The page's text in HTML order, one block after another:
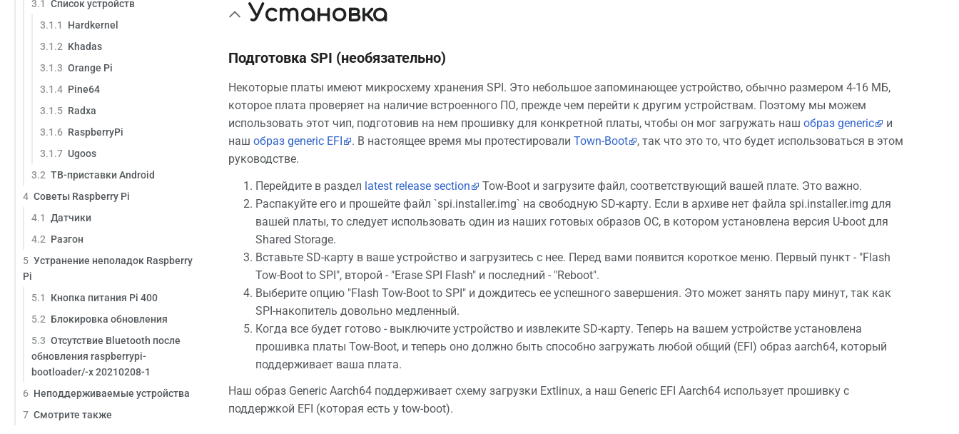
3.1
Список устройств
3.1.1
Hardkernel
3.1.2 Khadas
3.1.3 Orange Pi
3.1.4 Pine64
3.1.5 Radxa
3.1.6 RaspberryPi
3.1.7 Ugoos
3.2 ТВ-приставки Android
4 Советы Raspberry Pi
4.1
Датчики
4.2 Разгон
5 Устранение неполадок Raspberry
Pi
5.1
Кнопка питания Pi 400
5.2 Блокировка обновления
5.3 Отсутствие Bluetooth после
обновления raspberrypi-
bootloader/-x 20210208-1
6 Неподдерживаемые устройства
7 Смотрите также
Установка
Подготовка SPI (необязательно)
Некоторые платы имеют микросхему хранения SPI. Это небольшое запоминающее устройство, обычно размером 4-16 МБ,
которое плата проверяет на наличие встроенного ПО, прежде чем перейти к другим устройствам. Поэтому мы можем
использовать этот чип, подготовив на нем прошивку для конкретной платы, чтобы он мог загружать наш образ generic
и
наш образ generic EFI . В настоящее время мы протестировали Town-Boot
, так что это то, что будет использоваться в этом
руководстве.
Перейдите в раздел latest release section
Tow-Boot и загрузите файл, соответствующий вашей плате. Это важно.
Распакуйте его и прошейте файл `spi.installer.img` на свободную SD-карту. Если в архиве нет файла spi.installer.img для
вашей платы, то следует использовать один из наших готовых образов ОС, в котором установлена версия U-boot для
Shared Storage.
Вставьте SD-карту в ваше устройство и загрузитесь с нее. Перед вами появится короткое меню. Первый пункт - "Flash
Tow-Boot to SPI", второй - "Erase SPI Flash" и последний - "Reboot".
Выберите опцию "Flash Tow-Boot to SPI" и дождитесь ее успешного завершения. Это может занять пару минут, так как
SPI-накопитель довольно медленный.
Когда все будет готово - выключите устройство и извлеките SD-карту. Теперь на вашем устройстве установлена
прошивка платы Tow-Boot, и теперь оно должно быть способно загружать любой общий (EFI) образ aarch64, который
поддерживает ваша плата.
Наш образ Generic Aarch64 поддерживает схему загрузки Extlinux, а наш Generic EFI Aarch64 использует прошивку с
поддержкой EFI (которая есть у tow-boot).